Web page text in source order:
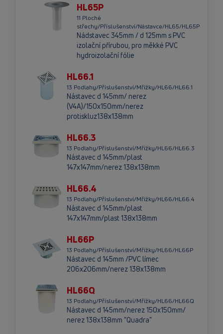
HL65P
11 Ploché
střechy/Příslušenství/Nástavce/HL65/HL65P
Nádstavec 345mm / d 125mm s PVC
izolační přírubou, pro měkké PVC
hydroizolační fólie
HL66.1
13 Podlahy/Příslušenství/Mřížky/HL66/HL66.1
Nástavec d 145mm/ nerez
(V4A)/150x150mm/nerez
protiskluz138x138mm
HL66.3
13 Podlahy/Příslušenství/Mřížky/HL66/HL66.3
Nástavec d 145mm/plast
147x147mm/nerez 138x138mm
HL66.4
13 Podlahy/Příslušenství/Mřížky/HL66/HL66.4
Nástavec d 145mm/plast
147x147mm/plast 138x138mm
HL66P
13 Podlahy/Příslušenství/Mřížky/HL66/HL66P
Nástavec d 145mm /PVC límec
206x206mm/nerez 138x138mm
HL66Q
13 Podlahy/Příslušenství/Mřížky/HL66/HL66Q
Nástavec d 145mm/nerez 150x150mm/
nerez 138x138mm "Quadra"